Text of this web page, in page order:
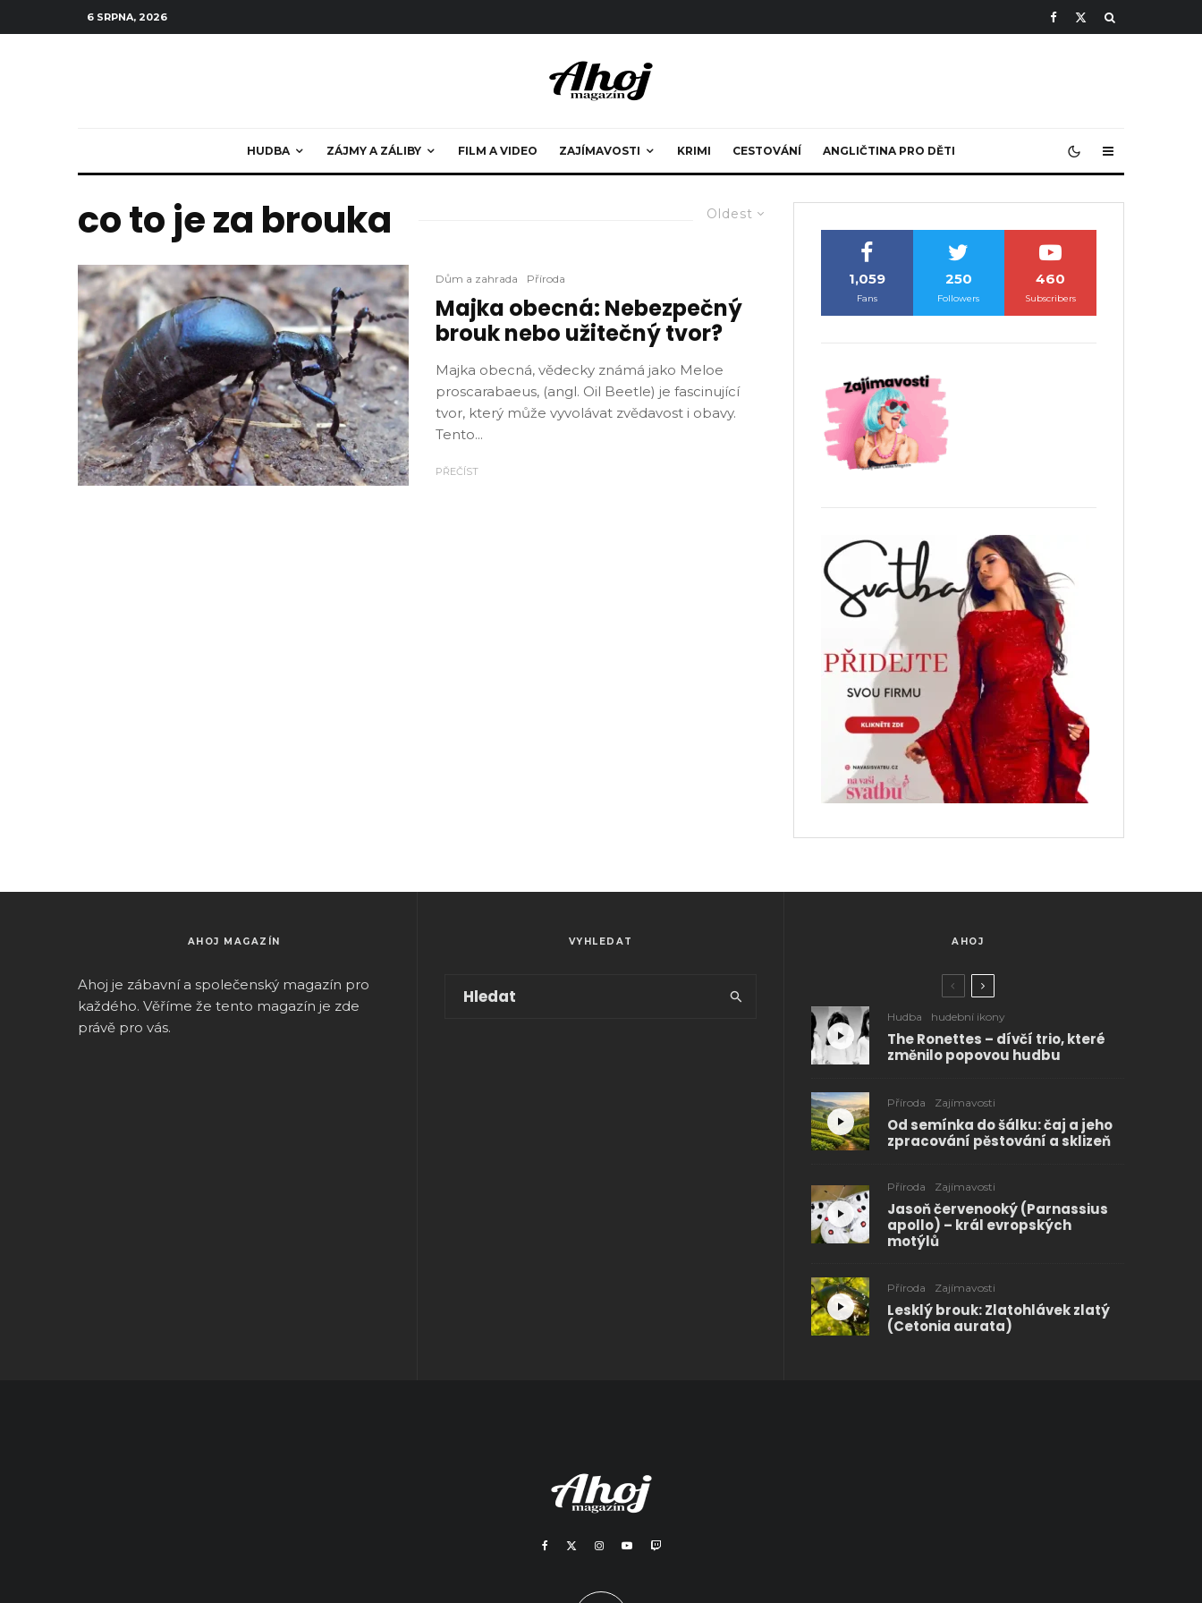
6 SRPNA, 2026
HUDBA ZÁJMY A ZÁLIBY FILM A VIDEO ZAJÍMAVOSTI KRIMI CESTOVÁNÍ ANGLIČTINA PRO DĚTI
Oldest
co to je za brouka
Dům a zahrada Příroda
Majka obecná: Nebezpečný
brouk nebo užitečný tvor?
Majka obecná, vědecky známá jako Meloe
proscarabaeus, (angl. Oil Beetle) je fascinující
tvor, který může vyvolávat zvědavost i obavy.
Tento...
PŘEČÍST
1,059
Fans
250
Followers
460
Subscribers
AHOJ MAGAZÍN
Ahoj je zábavní a společenský magazín pro
každého. Věříme že tento magazín je zde
právě pro vás.
VYHLEDAT AHOJ
Hudba hudební ikony
The Ronettes – dívčí trio, které
změnilo popovou hudbu
Příroda Zajímavosti
Od semínka do šálku: čaj a jeho
zpracování pěstování a sklizeň
Příroda Zajímavosti
Jasoň červenooký (Parnassius
apollo) – král evropských
motýlů
Příroda Zajímavosti
Lesklý brouk: Zlatohlávek zlatý
(Cetonia aurata)